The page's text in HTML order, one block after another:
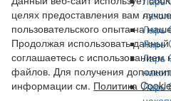
Ларь
Ларь
Ларь
Ларь
целях предоставления вам
пользовательского опыта на
Продолжая использовать
соглашаетесь с
файлов. Для получения
информации см. Политика